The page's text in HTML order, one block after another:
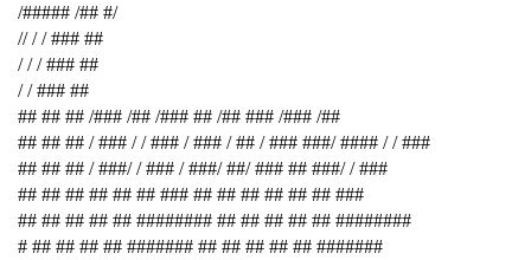
/##### /## #/
// / / ### ##
/ / / ### ##
/ / ### ##
## ## ## /### /## /### ## /## ### /### /##
## ## ## / ### / / ### / ### / ## / ### ###/ #### / / ###
## ## ## / ###/ / ### / ###/ ##/ ### ## ###/ / ###
## ## ## ## ## ## ### ## ## ## ## ## ## ###
## ## ## ## ## ######## ## ## ## ## ## ########
# ## ## ## ## ####### ## ## ## ## ## #######